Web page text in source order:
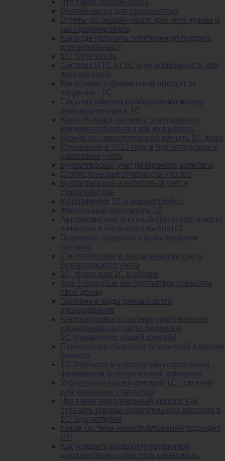
Что такое онлайн-касса
Онлайн-касса для самозанятых
Отчеты по онлайн-кассе: для чего нужны и
как сформировать
Как и где получить электронную подпись
для онлайн-касс
1С: Отчетность
Система ИТС от 1С и ее возможности для
пользователя
Как отличить фирменный продукт от
подделки - 1С
Система обмена сообщениями между
пользователями в 1С
Какие бывают системы электронного
документооборота и как их выбрать
Можно ли самостоятельно изучить 1С дома
Изменения в 2023 году в бухгалтерском и
налоговом учете
Бухгалтерский учет резервного капитала
Статистическая отчетность: что это
Бухгалтерский и налоговый учет в
строительстве
Интегрируем 1С и маркетплейсы
Фискальный накопитель 1С
Аутсорсинг или штатный бухгалтер: плюсы
и минусы и что в итоге выбрать?
Основные средства в бухгалтерском
балансе
Синтетические и аналитические счета
бухгалтерского учёта
1C: Фреш или 1С в облаке
Топ-7 способов как бухгалтеру повысить
свой доход
Основные виды финансового
планирования
Как реализовать систему комплексного
управления на старте бизнеса в
1С:Управление нашей фирмой
Применение облачных технологий в малом
бизнесе
1C:Зарплата и управление персоналом -
формируем штат успешной компании
Управление нашей фирмой 1C - система
для успешных стартапов
Что такое параллельный импорт. Как
отразить товары параллельного импорта в
1С: Бухгалтерия
Какая система налогообложения подходит
ИП
Как ускорить обработку первичной
документации и при этом сэкономить